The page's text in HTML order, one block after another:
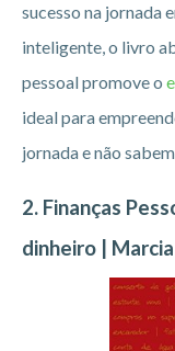
sucesso na jornada
inteligente, o livro
pessoal promove o
ideal para
jornada e não
2. Finanças
dinheiro |